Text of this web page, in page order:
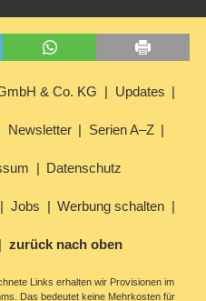
& Co. KG Updates
Newsletter Serien A–Z
Datenschutz
Jobs Werbung schalten
zurück nach oben
Links erhalten wir Provisionen im
Das bedeutet keine Mehrkosten für